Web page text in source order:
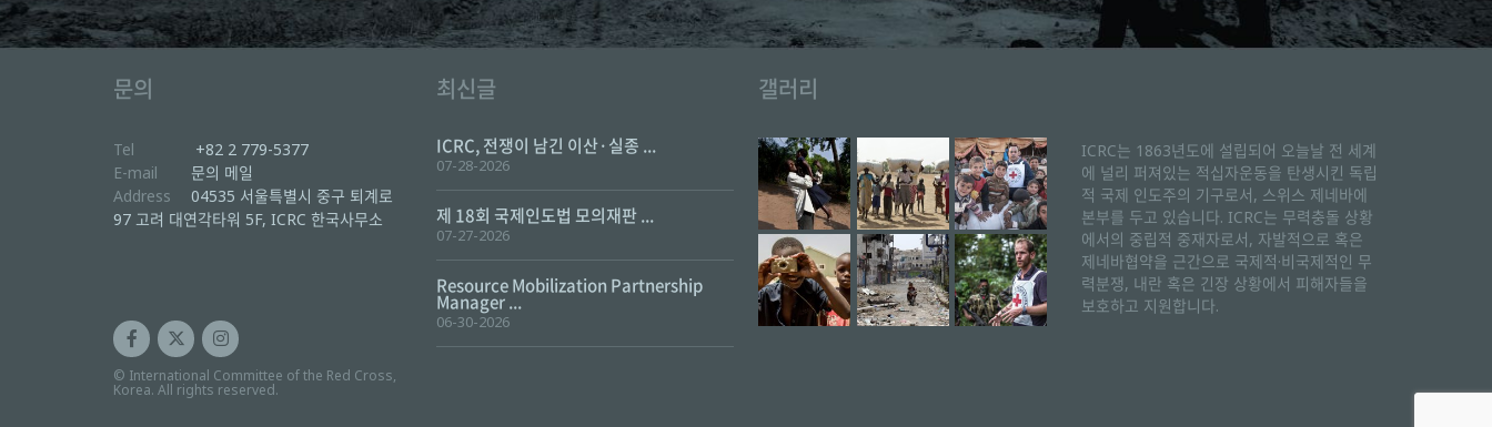
문의
Tel
+82 2 779-5377
E-mail
문의 메일
Address
04535 서울특별시 중구 퇴계로
97 고려 대연각타워 5F, ICRC 한국사무소
© International Committee of the Red Cross,
Korea. All rights reserved.
최신글
ICRC, 전쟁이 남긴 이산·실종 ...
07-28-2026
제 18회 국제인도법 모의재판 ...
07-27-2026
Resource Mobilization Partnership
Manager ...
06-30-2026
갤러리
ICRC는 1863년도에 설립되어 오늘날 전 세계
에 널리 퍼져있는 적십자운동을 탄생시킨 독립
적 국제 인도주의 기구로서, 스위스 제네바에
본부를 두고 있습니다. ICRC는 무력충돌 상황
에서의 중립적 중재자로서, 자발적으로 혹은
제네바협약을 근간으로 국제적·비국제적인 무
력분쟁, 내란 혹은 긴장 상황에서 피해자들을
보호하고 지원합니다.